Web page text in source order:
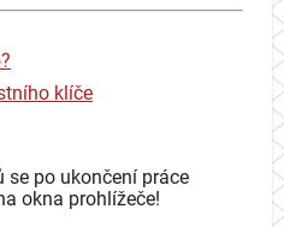
klíče
se po ukončení práce
okna prohlížeče!